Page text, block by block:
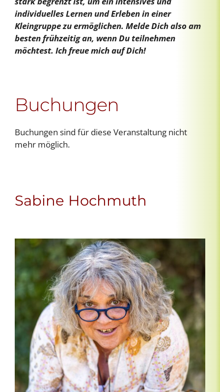
individuelles Lernen und Erleben in einer
Kleingruppe zu ermöglichen. Melde Dich also am
besten frühzeitig an, wenn Du teilnehmen
möchtest. Ich freue mich auf Dich!
Buchungen
Buchungen sind für diese Veranstaltung nicht
mehr möglich.
Sabine Hochmuth